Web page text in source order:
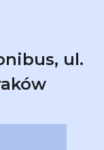
ul.